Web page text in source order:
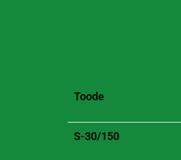
Toode
S-30/150